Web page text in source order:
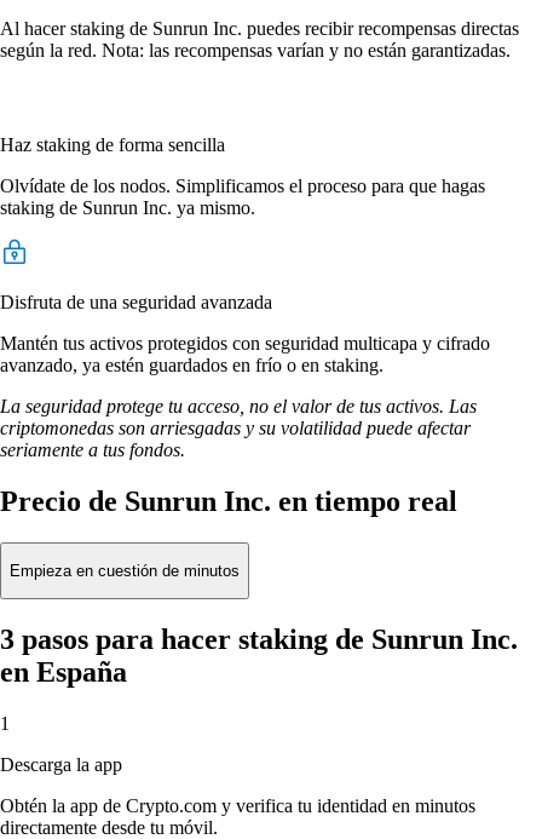
Al hacer staking de Sunrun Inc. puedes recibir recompensas directas
según la red. Nota: las recompensas varían y no están garantizadas.
Haz staking de forma sencilla
Olvídate de los nodos. Simplificamos el proceso para que hagas
staking de Sunrun Inc. ya mismo.
Disfruta de una seguridad avanzada
Mantén tus activos protegidos con seguridad multicapa y cifrado
avanzado, ya estén guardados en frío o en staking.
La seguridad protege tu acceso, no el valor de tus activos. Las
criptomonedas son arriesgadas y su volatilidad puede afectar
seriamente a tus fondos.
Precio de Sunrun Inc. en tiempo real
Empieza en cuestión de minutos
3 pasos para hacer staking de Sunrun Inc.
en España
1
Descarga la app
Obtén la app de Crypto.com y verifica tu identidad en minutos
directamente desde tu móvil.